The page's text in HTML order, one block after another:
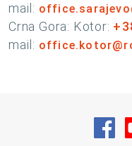
mail:
Crna Gora: Kotor:
mail: